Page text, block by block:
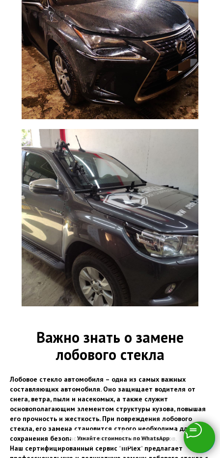
Узнайте стоимость по WhatsApp
Важно знать о замене
лобового стекла
Лобовое стекло автомобиля – одна из самых важных
составляющих автомобиля. Оно защищает водителя от
снега, ветра, пыли и насекомых, а также служит
основополагающим элементом структуры кузова, повышая
его прочность и жесткость. При повреждения лобового
стекла, его замена становится строго необходима для
сохранения безопасности водителя и пассажиров.
Наш сертифицированный сервис "iiiPlex" предлагает